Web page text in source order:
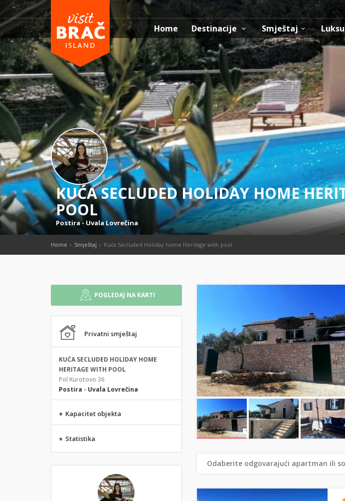
Home Destinacije Smještaj
KUĆA SECLUDED HOLIDAY HOME
POOL
Postira- Uvala Lovrečina
Home Smještaj Kuća Secluded Holiday home Heritage with pool
POGLEDAJ NA KARTI
Privatni smještaj
KUĆA SECLUDED HOLIDAY HOME
HERITAGE WITH POOL
Pol Kurotovo 36
Postira - Uvala Lovrečina
+ Kapacitet objekta
+ Statistika
Odaberite odgovarajući apartman ili